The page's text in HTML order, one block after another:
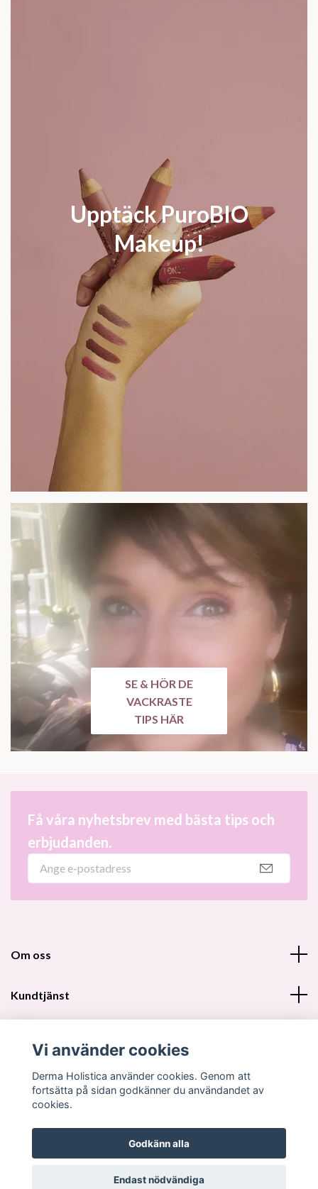
Upptäck PuroBIO
Makeup!
SE & HÖR DE
VACKRASTE
TIPS HÄR
Få våra nyhetsbrev med bästa tips och
erbjudanden.
Om oss
Kundtjänst
Sociala medier
© 2026 Derma Holistica DH Beautyshop
Vi använder cookies
Derma Holistica använder cookies. Genom att
fortsätta på sidan godkänner du användandet av
cookies.
Godkänn alla
Endast nödvändiga